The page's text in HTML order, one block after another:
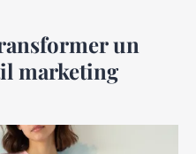
un
marketing